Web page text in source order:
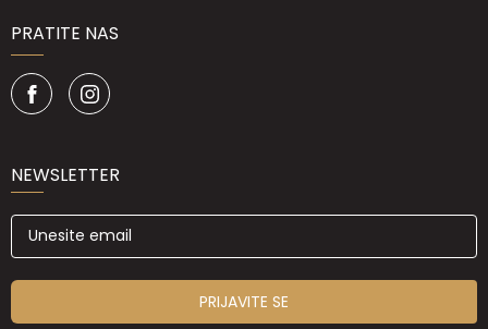
PRATITE NAS
NEWSLETTER
PRIJAVITE SE